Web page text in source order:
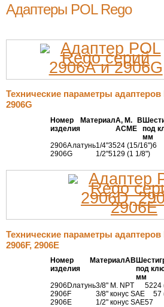
Адаптеры POL Rego
Технические параметры адаптеров
2906G
Номер
изделия
МатериалА, М.
АСМЕ
В
под
мм
2906Aлатунь1/4"3524 (15/16")6
2906G
1/2"51 29 (1 1/8")
Технические параметры адаптеров
2906F, 2906E
Номер
изделия
МатериалАВ
под
мм
2906Dлатунь3/8" M. NPT 5224
2906F
3/8" конус SAE 57
2906E
1/2" конус SAE57